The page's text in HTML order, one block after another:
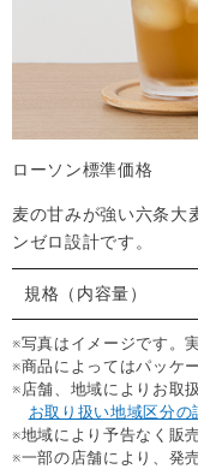
ローソン標準価格
麦の甘みが強い六条大
ンゼロ設計です。
規格（内容量）
※写真はイメージです。
※商品によってはパッケ
※店舗、地域によりお取
お取り扱い地域区分の
※地域により予告なく販
※一部の店舗により、発